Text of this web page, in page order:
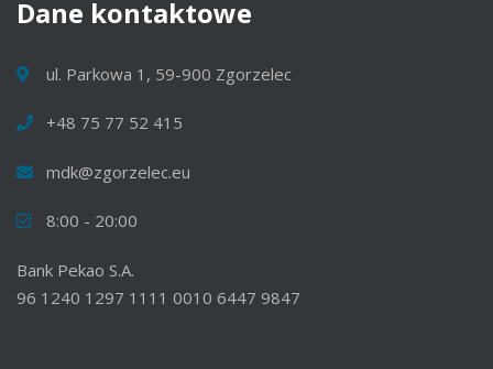
Dane kontaktowe
ul. Parkowa 1, 59-900 Zgorzelec
+48 75 77 52 415
mdk@zgorzelec.eu
8:00 - 20:00
Bank Pekao S.A.
96 1240 1297 1111 0010 6447 9847